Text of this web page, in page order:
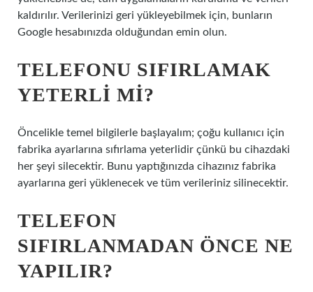
kaldırılır. Verilerinizi geri yükleyebilmek için, bunların
Google hesabınızda olduğundan emin olun.
TELEFONU SIFIRLAMAK
YETERLI MI?
Öncelikle temel bilgilerle başlayalım; çoğu kullanıcı için
fabrika ayarlarına sıfırlama yeterlidir çünkü bu cihazdaki
her şeyi silecektir. Bunu yaptığınızda cihazınız fabrika
ayarlarına geri yüklenecek ve tüm verileriniz silinecektir.
TELEFON
SIFIRLANMADAN ÖNCE NE
YAPILIR?